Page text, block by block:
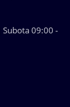
09:00 -